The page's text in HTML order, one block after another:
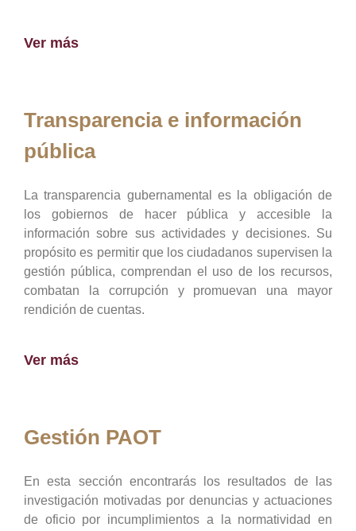
Ver más
Transparencia e información
pública
La transparencia gubernamental es la obligación de
los gobiernos de hacer pública y accesible la
información sobre sus actividades y decisiones. Su
propósito es permitir que los ciudadanos supervisen la
gestión pública, comprendan el uso de los recursos,
combatan la corrupción y promuevan una mayor
rendición de cuentas.
Ver más
Gestión PAOT
En esta sección encontrarás los resultados de las
investigación motivadas por denuncias y actuaciones
de oficio por incumplimientos a la normatividad en